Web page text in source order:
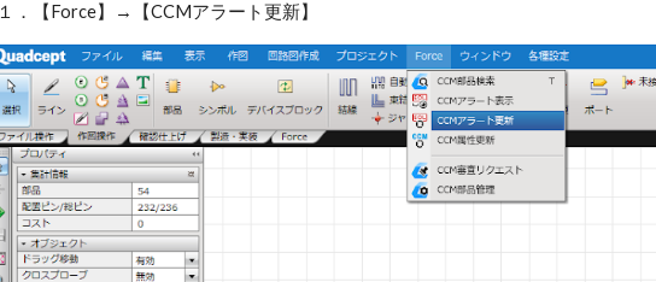
１．【Force】→【CCMアラート更新】